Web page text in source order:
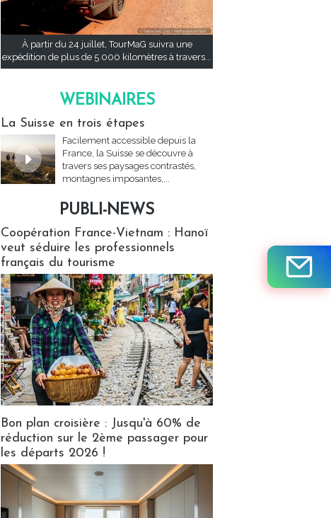
À partir du 24 juillet, TourMaG suivra une
expédition de plus de 5 000 kilomètres à travers...
WEBINAIRES
La Suisse en trois étapes
Facilement accessible depuis la
France, la Suisse se découvre à
travers ses paysages contrastés,
montagnes imposantes,...
PUBLI-NEWS
Coopération France-Vietnam : Hanoï
veut séduire les professionnels
français du tourisme
Bon plan croisière : Jusqu'à 60% de
réduction sur le 2ème passager pour
les départs 2026 !